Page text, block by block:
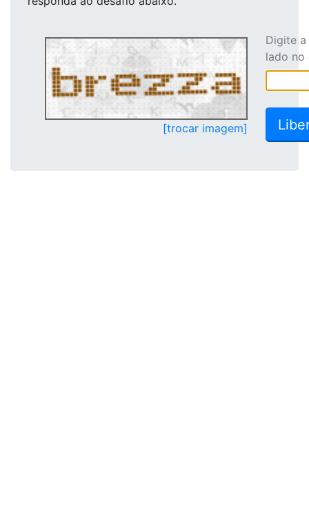
[trocar imagem]
Digite
lado no